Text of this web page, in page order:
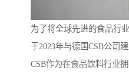
为了将全球先进的食品行
于2023年与德国CSB公司
CSB作为在食品饮料行业